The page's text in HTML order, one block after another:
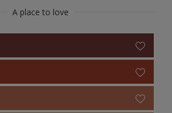
A place to love